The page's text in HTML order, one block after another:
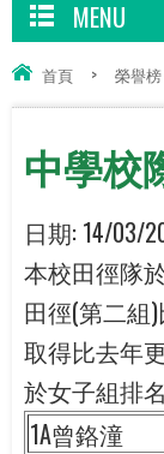
MENU
首頁 > 榮譽榜
中學校
日期: 14/03/
本校田徑隊
田徑(第二組
取得比去年
於女子組排
1A曾鉻潼